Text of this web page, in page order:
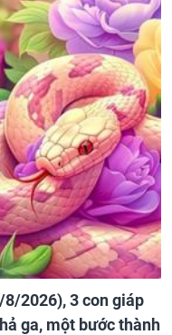
2026), 3 con giáp
ga, một bước thành